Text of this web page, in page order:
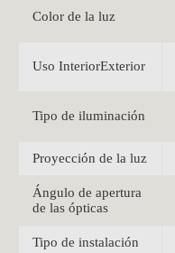
Color de la luz
Uso InteriorExterior
Tipo de iluminación
Proyección de la luz
Ángulo de apertura
de las ópticas
Tipo de instalación